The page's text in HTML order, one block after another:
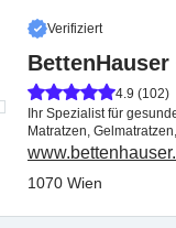
Verifiziert
BettenHauser
4.9 (102)
Ihr Spezialist für
Matratzen,
1070 Wien